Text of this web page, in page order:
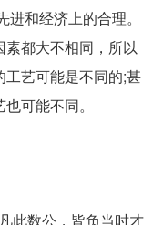
和经济上的合理。
都大不相同，所以
艺可能是不同的;甚
可能不同。
此数公，皆负当时才